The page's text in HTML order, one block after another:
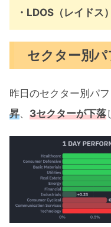
・LDOS（レイド
セクター別
昨日のセクター別パ
昇、 3セクターが下落